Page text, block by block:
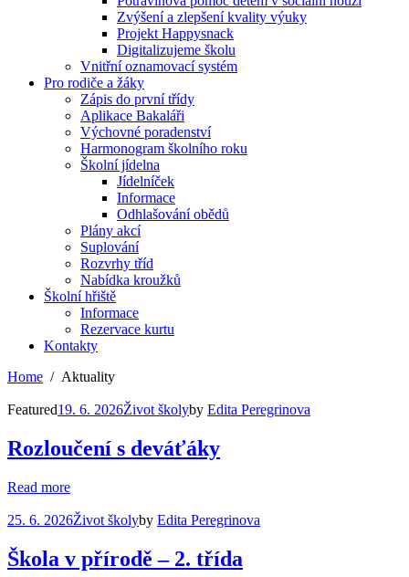
Zvýšení a zlepšení kvality výuky
Projekt Happysnack
Digitalizujeme školu
Vnitřní oznamovací systém
Pro rodiče a žáky
Zápis do první třídy
Aplikace Bakaláři
Výchovné poradenství
Harmonogram školního roku
Školní jídelna
Jídelníček
Informace
Odhlašování obědů
Plány akcí
Suplování
Rozvrhy tříd
Nabídka kroužků
Školní hřiště
Informace
Rezervace kurtu
Kontakty
Home
Aktuality
Featured19. 6. 2026Život školyby Edita Peregrinova
Rozloučení s deváťáky
Read more
25. 6. 2026Život školyby Edita Peregrinova
Škola v přírodě – 2. třída